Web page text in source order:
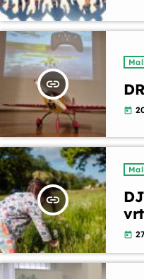
insert_link
today
insert_link
today